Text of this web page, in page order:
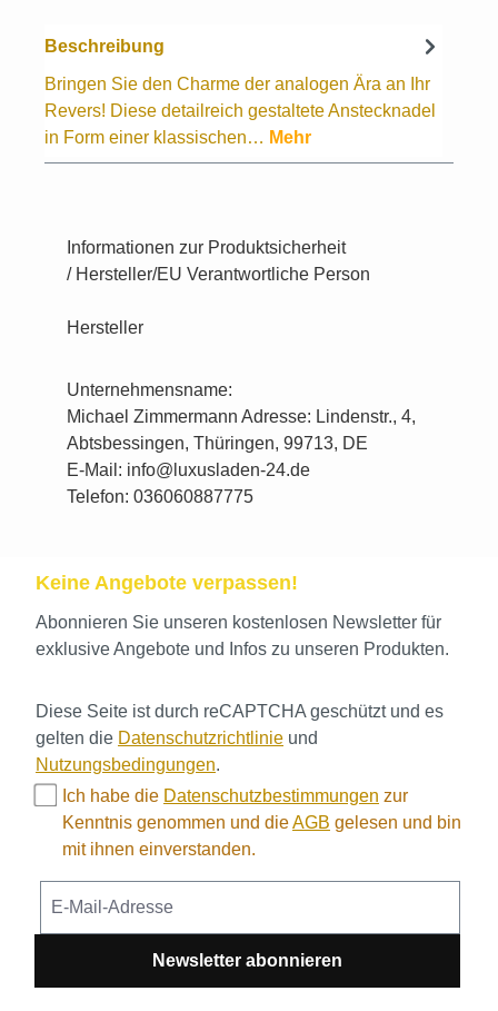
Beschreibung
Bringen Sie den Charme der analogen Ära an Ihr
Revers! Diese detailreich gestaltete Anstecknadel
in Form einer klassischen… Mehr
Informationen zur Produktsicherheit
/ Hersteller/EU Verantwortliche Person
Hersteller
Unternehmensname:
Michael Zimmermann Adresse: Lindenstr., 4,
Abtsbessingen, Thüringen, 99713, DE
E-Mail: info@luxusladen-24.de
Telefon: 036060887775
Keine Angebote verpassen!
Abonnieren Sie unseren kostenlosen Newsletter für
exklusive Angebote und Infos zu unseren Produkten.
Diese Seite ist durch reCAPTCHA geschützt und es
gelten die Datenschutzrichtlinie und
Nutzungsbedingungen.
Ich habe die Datenschutzbestimmungen zur
Kenntnis genommen und dieAGB gelesen und bin
mit ihnen einverstanden.
Newsletter abonnieren